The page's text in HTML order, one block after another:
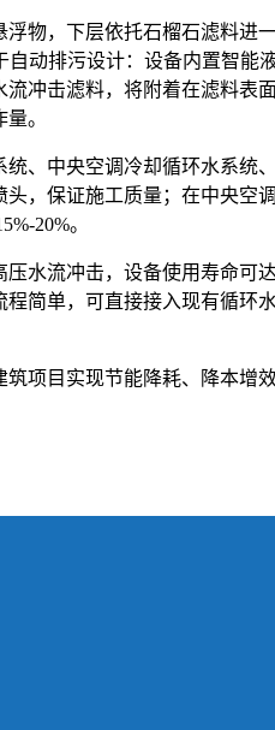
物，下层依托石榴石滤料进
动排污设计：设备内置智能
冲击滤料，将附着在滤料表
。
、中央空调冷却循环水系统
，保证施工质量；在中央空
20%。
水流冲击，设备使用寿命可
简单，可直接接入现有循环
项目实现节能降耗、降本增